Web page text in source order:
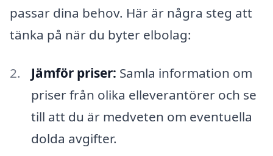
passar dina behov. Här är några steg att
tänka på när du byter elbolag:
Jämför priser: Samla information om
priser från olika elleverantörer och se
till att du är medveten om eventuella
dolda avgifter.